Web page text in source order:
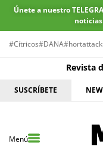
Únete a nuestro
#Cítricos#DANA#hortattack
Revista
SUSCRÍBETE
Menú